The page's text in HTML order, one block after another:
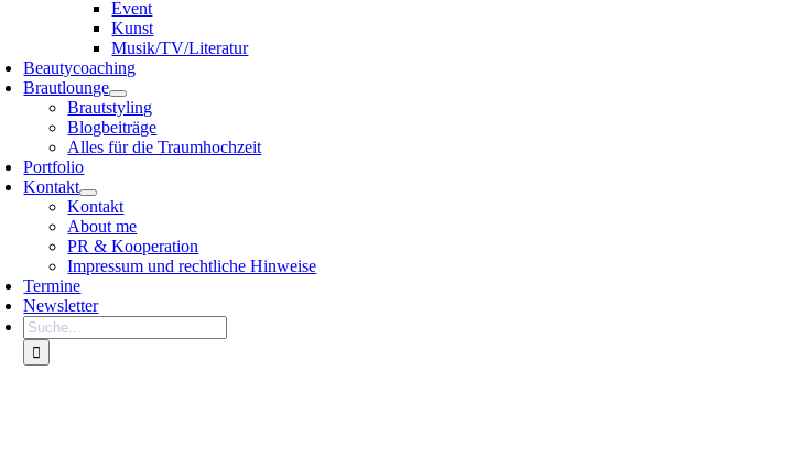
Event
Kunst
Musik/TV/Literatur
Beautycoaching
Brautlounge
Brautstyling
Blogbeiträge
Alles für die Traumhochzeit
Portfolio
Kontakt
Kontakt
About me
PR & Kooperation
Impressum und rechtliche Hinweise
Termine
Newsletter
Search
for: